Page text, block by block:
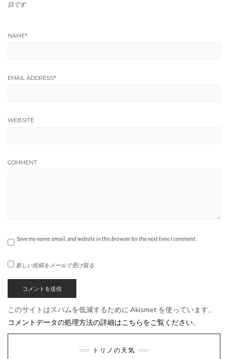
目です
NAME*
EMAIL ADDRESS*
WEBSITE
COMMENT
Save my name, email, and website in this browser for the next time I comment.
新しい投稿をメールで受け取る
このサイトはスパムを低減するために Akismet を使っています。
コメントデータの処理方法の詳細はこちらをご覧ください。
トリノの天気